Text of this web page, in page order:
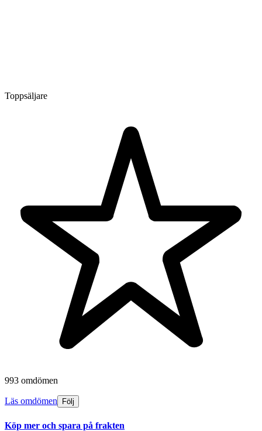
Toppsäljare
993 omdömen
Läs omdömen Följ
Köp mer och spara på frakten